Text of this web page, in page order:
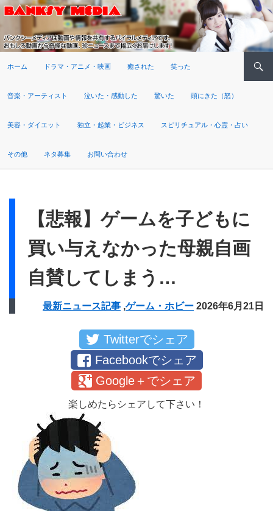
ホーム ドラマ・アニメ・映画 癒された 笑った
音楽・アーティスト 泣いた・感動した 驚いた 頭にきた（怒）
美容・ダイエット 独立・起業・ビジネス スピリチュアル・心霊・占い
その他 ネタ募集 お問い合わせ
【悲報】ゲームを子どもに
買い与えなかった母親自画
自賛してしまう…
最新ニュース記事 ,ゲーム・ホビー 2026年6月21日
Twitterでシェア
Facebookでシェア
Google＋でシェア
楽しめたらシェアして下さい！